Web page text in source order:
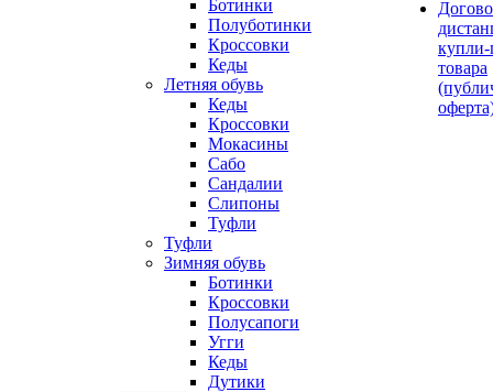
Ботинки
Полуботинки
Кроссовки
Кеды
Летняя обувь
Кеды
Кроссовки
Мокасины
Сабо
Сандалии
Слипоны
Туфли
Туфли
Зимняя обувь
Ботинки
Кроссовки
Полусапоги
Угги
Кеды
Дутики
товара